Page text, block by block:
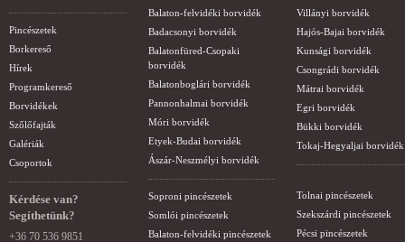
Pincészetek
Borkereső
Hírek
Programkereső
Borvidékek
Szőlőfajták
Galériák
Csoportok
Kérdése van?
Segíthetünk?
+36 70 536 9851
Balaton-felvidéki borvidék
Badacsonyi borvidék
Balatonfüred-Csopaki
borvidék
Balatonboglári borvidék
Pannonhalmai borvidék
Móri borvidék
Etyek-Budai borvidék
Ászár-Neszmélyi borvidék
Soproni pincészetek
Somlói pincészetek
Balaton-felvidéki pincészetek
Villányi borvidék
Hajós-Bajai borvidék
Kunsági borvidék
Csongrádi borvidék
Mátrai borvidék
Egri borvidék
Bükki borvidék
Tokaj-Hegyaljai borvidék
Tolnai pincészetek
Szekszárdi pincészetek
Pécsi pincészetek